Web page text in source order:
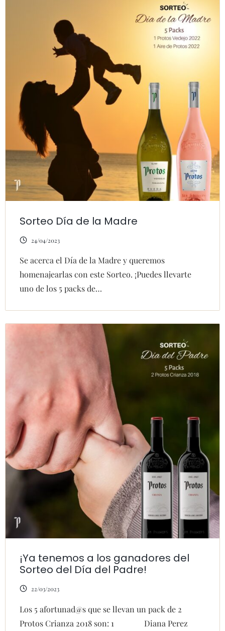
Sorteo Día de la Madre
24/04/2023
Se acerca el Día de la Madre y queremos
homenajearlas con este Sorteo. ¡Puedes llevarte
uno de los 5 packs de…
¡Ya tenemos a los ganadores del
Sorteo del Día del Padre!
22/03/2023
Los 5 afortunad@s que se llevan un pack de 2
Protos Crianza 2018 son: 1 Diana Perez